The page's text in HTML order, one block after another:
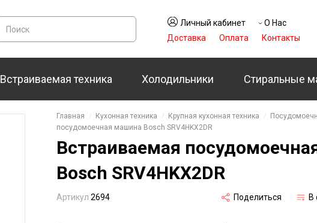
Личный кабинет
О Нас
Доставка
Оплата Контакты
Холодильники Стиральные
Встраиваемая техника
Главная Кухонная техника Крупная кухонная техника
посудомоечная машина Bosch SRV4HKX2DR
Встраиваемая
Bosch SRV4HKX2DR
Артикул 2694 Поделиться В